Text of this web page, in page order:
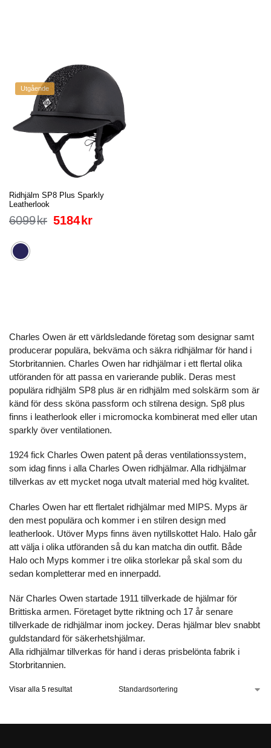
Utgående
Ridhjälm SP8 Plus Sparkly
Leatherlook
6099kr 5184 kr
Charles Owen är ett världsledande företag som designar samt
producerar populära, bekväma och säkra ridhjälmar för hand i
Storbritannien. Charles Owen har ridhjälmar i ett flertal olika
utföranden för att passa en varierande publik. Deras mest
populära ridhjälm SP8 plus är en ridhjälm med solskärm som är
känd för dess sköna passform och stilrena design. Sp8 plus
finns i leatherlook eller i micromocka kombinerat med eller utan
sparkly över ventilationen.
1924 fick Charles Owen patent på deras ventilationssystem,
som idag finns i alla Charles Owen ridhjälmar. Alla ridhjälmar
tillverkas av ett mycket noga utvalt material med hög kvalitet.
Charles Owen har ett flertalet ridhjälmar med MIPS. Myps är
den mest populära och kommer i en stilren design med
leatherlook. Utöver Myps finns även nytillskottet Halo. Halo går
att välja i olika utföranden så du kan matcha din outfit. Både
Halo och Myps kommer i tre olika storlekar på skal som du
sedan kompletterar med en innerpadd.
När Charles Owen startade 1911 tillverkade de hjälmar för
Brittiska armen. Företaget bytte riktning och 17 år senare
tillverkade de ridhjälmar inom jockey. Deras hjälmar blev snabbt
guldstandard för säkerhetshjälmar.
Alla ridhjälmar tillverkas för hand i deras prisbelönta fabrik i
Storbritannien.
Visar alla 5 resultat